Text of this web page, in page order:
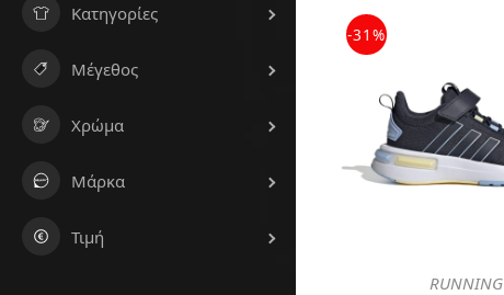
Κατηγορίες
Μέγεθος
Χρώμα
Μάρκα
Τιμή
-31%
RUNNING